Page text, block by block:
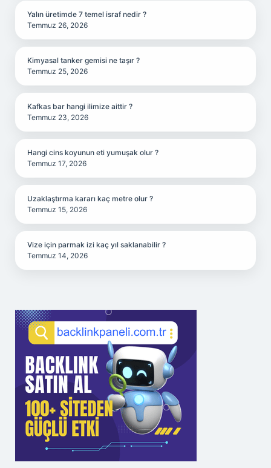
Yalın üretimde 7 temel israf nedir ?
Temmuz 26, 2026
Kimyasal tanker gemisi ne taşır ?
Temmuz 25, 2026
Kafkas bar hangi ilimize aittir ?
Temmuz 23, 2026
Hangi cins koyunun eti yumuşak olur ?
Temmuz 17, 2026
Uzaklaştırma kararı kaç metre olur ?
Temmuz 15, 2026
Vize için parmak izi kaç yıl saklanabilir ?
Temmuz 14, 2026